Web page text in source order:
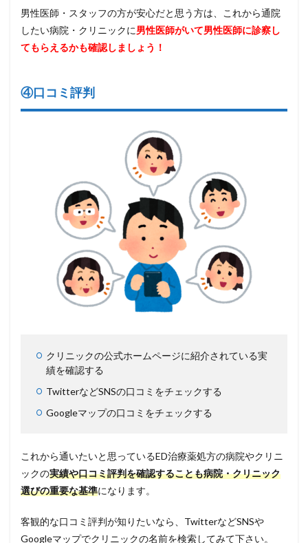
男性医師・スタッフの方が安心だと思う方は、これから通院
したい病院・クリニックに男性医師がいて男性医師に診察し
てもらえるかも確認しましょう！
④口コミ評判
クリニックの公式ホームページに紹介されている実
績を確認する
TwitterなどSNSの口コミをチェックする
Googleマップの口コミをチェックする
これから通いたいと思っているED治療薬処方の病院やクリニ
ックの実績や口コミ評判を確認することも病院・クリニック
選びの重要な基準になります。
客観的な口コミ評判が知りたいなら、TwitterなどSNSや
Googleマップでクリニックの名前を検索してみて下さい。